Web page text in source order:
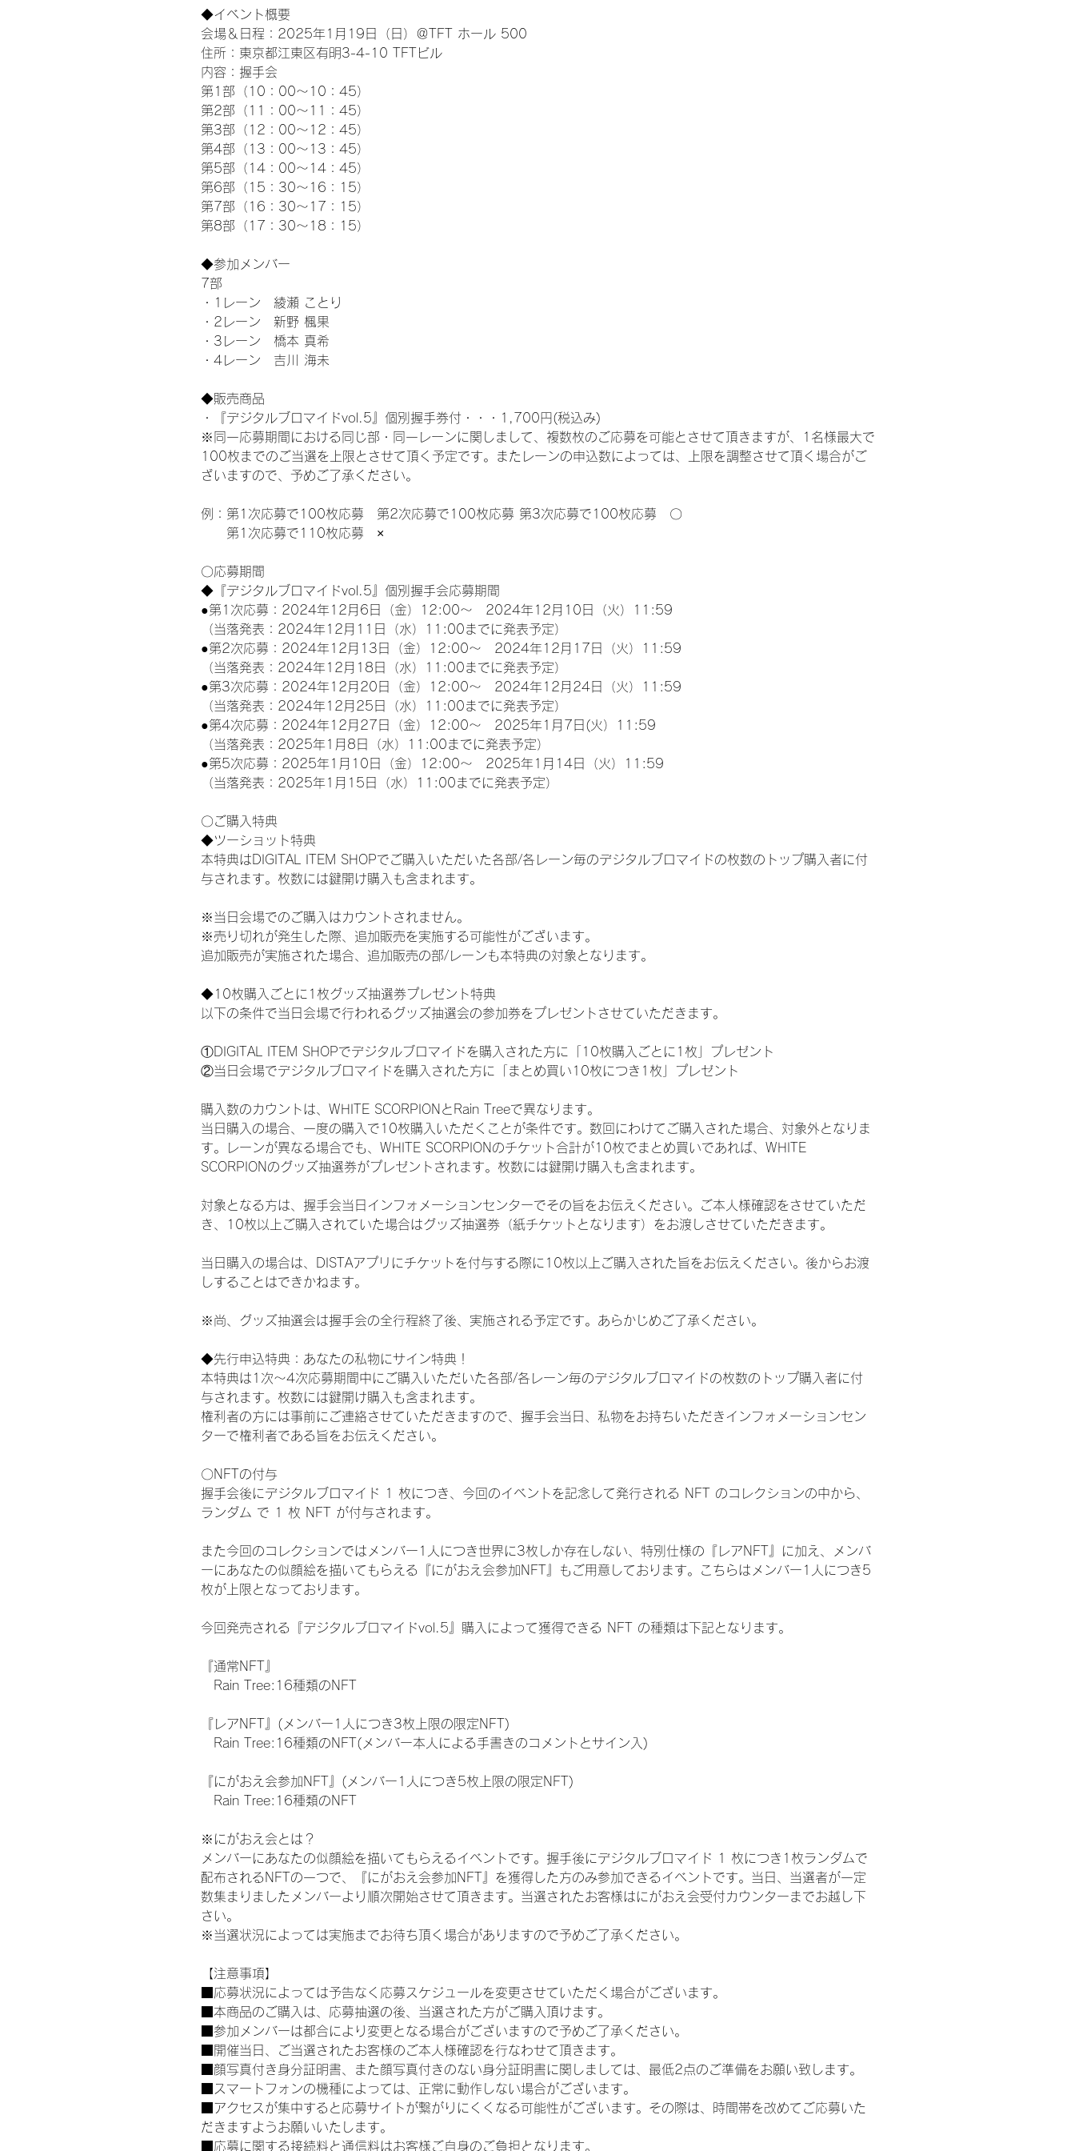
◆イベント概要
会場＆日程：2025年1月19日（日）＠TFT ホール 500
住所：東京都江東区有明3-4-10 TFTビル
内容：握手会
第1部（10：00～10：45）
第2部（11：00～11：45）
第3部（12：00～12：45）
第4部（13：00～13：45）
第5部（14：00～14：45）
第6部（15：30～16：15）
第7部（16：30～17：15）
第8部（17：30～18：15）
◆参加メンバー
7部
・1レーン　綾瀬 ことり
・2レーン　新野 楓果
・3レーン　橋本 真希
・4レーン　吉川 海未
◆販売商品
・『デジタルブロマイドvol.5』個別握手券付・・・1,700円(税込み)
※同一応募期間における同じ部・同一レーンに関しまして、複数枚のご応募を可能とさせて頂きますが、1名様最大で
100枚までのご当選を上限とさせて頂く予定です。またレーンの申込数によっては、上限を調整させて頂く場合がご
ざいますので、予めご了承ください。
例：第1次応募で100枚応募　第2次応募で100枚応募 第3次応募で100枚応募　〇
第1次応募で110枚応募　×
〇応募期間
◆『デジタルブロマイドvol.5』個別握手会応募期間
●第1次応募：2024年12月6日（金）12:00～　2024年12月10日（火）11:59
（当落発表：2024年12月11日（水）11:00までに発表予定）
●第2次応募：2024年12月13日（金）12:00～　2024年12月17日（火）11:59
（当落発表：2024年12月18日（水）11:00までに発表予定）
●第3次応募：2024年12月20日（金）12:00～　2024年12月24日（火）11:59
（当落発表：2024年12月25日（水）11:00までに発表予定）
●第4次応募：2024年12月27日（金）12:00～　2025年1月7日(火）11:59
（当落発表：2025年1月8日（水）11:00までに発表予定）
●第5次応募：2025年1月10日（金）12:00～　2025年1月14日（火）11:59
（当落発表：2025年1月15日（水）11:00までに発表予定）
〇ご購入特典
◆ツーショット特典
本特典はDIGITAL ITEM SHOPでご購入いただいた各部/各レーン毎のデジタルブロマイドの枚数のトップ購入者に付
与されます。枚数には鍵開け購入も含まれます。
※当日会場でのご購入はカウントされません。
※売り切れが発生した際、追加販売を実施する可能性がございます。
追加販売が実施された場合、追加販売の部/レーンも本特典の対象となります。
◆10枚購入ごとに1枚グッズ抽選券プレゼント特典
以下の条件で当日会場で行われるグッズ抽選会の参加券をプレゼントさせていただきます。
①DIGITAL ITEM SHOPでデジタルブロマイドを購入された方に「10枚購入ごとに1枚」プレゼント
②当日会場でデジタルブロマイドを購入された方に「まとめ買い10枚につき1枚」プレゼント
購入数のカウントは、WHITE SCORPIONとRain Treeで異なります。
当日購入の場合、一度の購入で10枚購入いただくことが条件です。数回にわけてご購入された場合、対象外となりま
す。レーンが異なる場合でも、WHITE SCORPIONのチケット合計が10枚でまとめ買いであれば、WHITE
SCORPIONのグッズ抽選券がプレゼントされます。枚数には鍵開け購入も含まれます。
対象となる方は、握手会当日インフォメーションセンターでその旨をお伝えください。ご本人様確認をさせていただ
き、10枚以上ご購入されていた場合はグッズ抽選券（紙チケットとなります）をお渡しさせていただきます。
当日購入の場合は、DISTAアプリにチケットを付与する際に10枚以上ご購入された旨をお伝えください。後からお渡
しすることはできかねます。
※尚、グッズ抽選会は握手会の全行程終了後、実施される予定です。あらかじめご了承ください。
◆先行申込特典：あなたの私物にサイン特典！
本特典は1次〜4次応募期間中にご購入いただいた各部/各レーン毎のデジタルブロマイドの枚数のトップ購入者に付
与されます。枚数には鍵開け購入も含まれます。
権利者の方には事前にご連絡させていただきますので、握手会当日、私物をお持ちいただきインフォメーションセン
ターで権利者である旨をお伝えください。
〇NFTの付与
握手会後にデジタルブロマイド 1 枚につき、今回のイベントを記念して発行される NFT のコレクションの中から、
ランダム で 1 枚 NFT が付与されます。
また今回のコレクションではメンバー1人につき世界に3枚しか存在しない、特別仕様の『レアNFT』に加え、メンバ
ーにあなたの似顔絵を描いてもらえる『にがおえ会参加NFT』もご用意しております。こちらはメンバー1人につき5
枚が上限となっております。
今回発売される『デジタルブロマイドvol.5』購入によって獲得できる NFT の種類は下記となります。
『通常NFT』
Rain Tree:16種類のNFT
『レアNFT』(メンバー1人につき3枚上限の限定NFT)
Rain Tree:16種類のNFT(メンバー本人による手書きのコメントとサイン入)
『にがおえ会参加NFT』(メンバー1人につき5枚上限の限定NFT)
Rain Tree:16種類のNFT
※にがおえ会とは？
メンバーにあなたの似顔絵を描いてもらえるイベントです。握手後にデジタルブロマイド 1 枚につき1枚ランダムで
配布されるNFTの一つで、『にがおえ会参加NFT』を獲得した方のみ参加できるイベントです。当日、当選者が一定
数集まりましたメンバーより順次開始させて頂きます。当選されたお客様はにがおえ会受付カウンターまでお越し下
さい。
※当選状況によっては実施までお待ち頂く場合がありますので予めご了承ください。
【注意事項】
■応募状況によっては予告なく応募スケジュールを変更させていただく場合がございます。
■本商品のご購入は、応募抽選の後、当選された方がご購入頂けます。
■参加メンバーは都合により変更となる場合がございますので予めご了承ください。
■開催当日、ご当選されたお客様のご本人様確認を行なわせて頂きます。
■顔写真付き身分証明書、また顔写真付きのない身分証明書に関しましては、最低2点のご準備をお願い致します。
■スマートフォンの機種によっては、正常に動作しない場合がございます。
■アクセスが集中すると応募サイトが繋がりにくくなる可能性がございます。その際は、時間帯を改めてご応募いた
だきますようお願いいたします。
■応募に関する接続料と通信料はお客様ご自身のご負担となります。